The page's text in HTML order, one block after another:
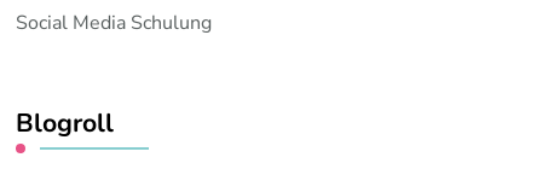
Social Media Schulung
Blogroll